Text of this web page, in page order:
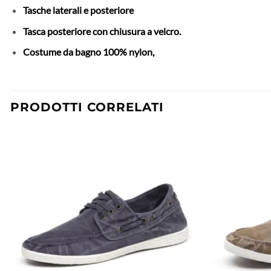
Tasche laterali e posteriore
Tasca posteriore con chiusura a velcro.
Costume da bagno 100% nylon,
PRODOTTI CORRELATI